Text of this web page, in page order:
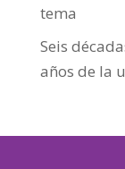
tema
Seis
años de la